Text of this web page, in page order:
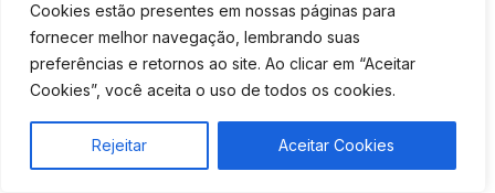
Cookies estão presentes em nossas páginas para
fornecer melhor navegação, lembrando suas
preferências e retornos ao site. Ao clicar em “Aceitar
Cookies”, você aceita o uso de todos os cookies.
Rejeitar Aceitar Cookies
Aplicativo completo e fácil
de usar
oferece funções como bloqueio remoto, cercas